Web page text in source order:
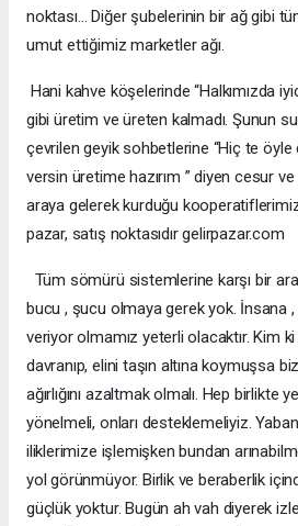
noktası… Diğer şubelerinin bir ağ gibi
umut ettiğimiz marketler ağı.
Hani kahve köşelerinde “Halkımızda
gibi üretim ve üreten kalmadı. Şunun
çevrilen geyik sohbetlerine “Hiç te
versin üretime hazırım ” diyen cesur
araya gelerek kurduğu
pazar, satış noktasıdır gelirpazar.com
Tüm sömürü sistemlerine karşı bir
bucu , şucu olmaya gerek yok. İnsana
veriyor olmamız yeterli olacaktır. Kim
davranıp, elini taşın altına koymuşsa
ağırlığını azaltmak olmalı. Hep birlikte
yönelmeli, onları desteklemeliyiz.
iliklerimize işlemişken bundan
yol görünmüyor. Birlik ve beraberlik
güçlük yoktur. Bugün ah vah diyerek